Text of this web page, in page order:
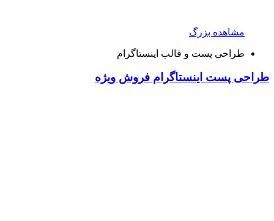
مشاهده بزرگ
طراحی پست و قالب اینستاگرام
طراحی پست اینستاگرام فروش ویژه